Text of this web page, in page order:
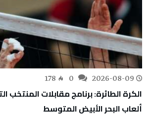
2026-08-09
178
الكرة الطائرة: برنامج مقابلات المنتخب
ألعاب البحر الأبيض المتوسط